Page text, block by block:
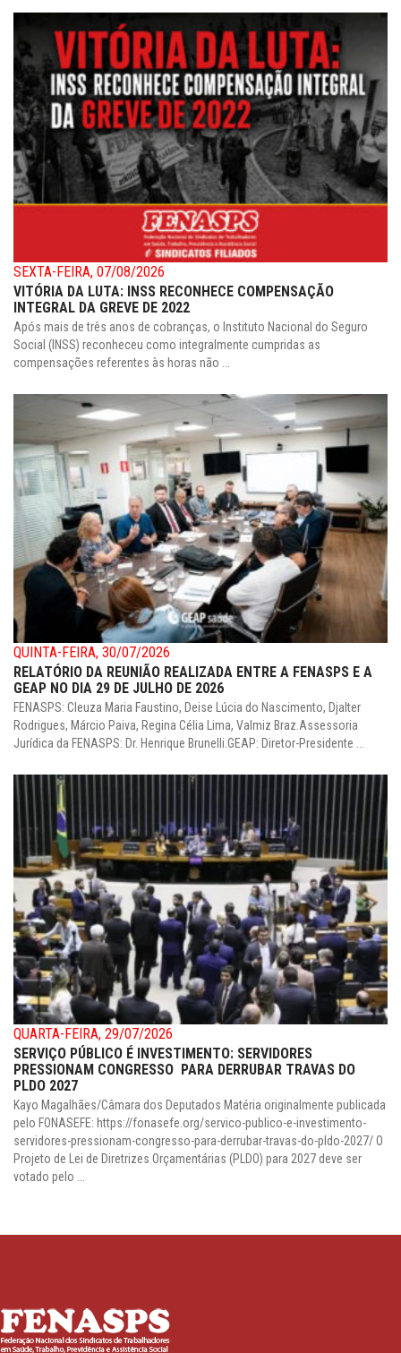
SEXTA-FEIRA, 07/08/2026
VITÓRIA DA LUTA: INSS RECONHECE COMPENSAÇÃO
INTEGRAL DA GREVE DE 2022
Após mais de três anos de cobranças, o Instituto Nacional do Seguro
Social (INSS) reconheceu como integralmente cumpridas as
compensações referentes às horas não ...
QUINTA-FEIRA, 30/07/2026
RELATÓRIO DA REUNIÃO REALIZADA ENTRE A FENASPS E A
GEAP NO DIA 29 DE JULHO DE 2026
FENASPS: Cleuza Maria Faustino, Deise Lúcia do Nascimento, Djalter
Rodrigues, Márcio Paiva, Regina Célia Lima, Valmiz Braz.Assessoria
Jurídica da FENASPS: Dr. Henrique Brunelli.GEAP: Diretor-Presidente ...
QUARTA-FEIRA, 29/07/2026
SERVIÇO PÚBLICO É INVESTIMENTO: SERVIDORES
PRESSIONAM CONGRESSO PARA DERRUBAR TRAVAS DO
PLDO 2027
Kayo Magalhães/Câmara dos Deputados Matéria originalmente publicada
pelo FONASEFE: https://fonasefe.org/servico-publico-e-investimento-
servidores-pressionam-congresso-para-derrubar-travas-do-pldo-2027/ O
Projeto de Lei de Diretrizes Orçamentárias (PLDO) para 2027 deve ser
votado pelo ...